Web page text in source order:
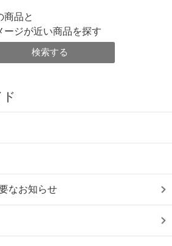
商品と
ージが近い商品を探す
検索する
なお知らせ